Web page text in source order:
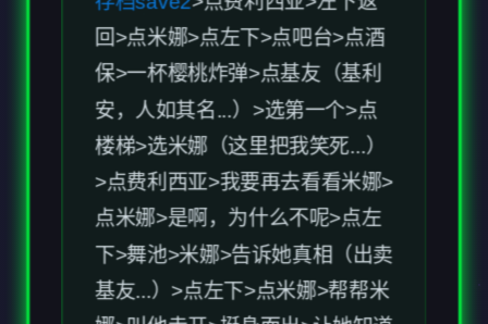
>点费利西亚>我要再去看看米娜>
点米娜>是啊，为什么不呢>点左
下>舞池>米娜>告诉她真相（出卖
基友...）>点左下>点米娜>帮帮米
娜>叫他走开>挺身而出>让她知道
这很酷>期待到来>你做的很好，
放宽心>告诉她生日>吻她（解锁
回想米娜01 ）>上演一出戏>我可